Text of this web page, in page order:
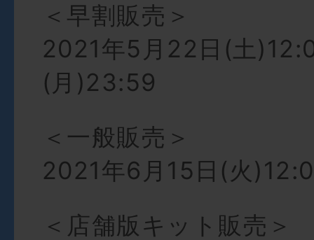
＜早割販売＞
2021年5月22日(土
(月)23:59
＜一般販売＞
2021年6月15日(火
＜店舗版キット販売＞